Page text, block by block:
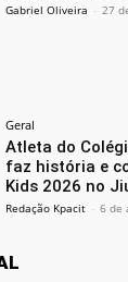
Gabriel Oliveira - 27
Geral
Atleta do
faz história e
Kids 2026 no
Redação Kpacit - 6 de